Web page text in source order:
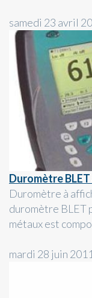
samedi 23 avril
Duromètre
Duromètre à
duromètre BLET
métaux est
mardi 28 juin 2011